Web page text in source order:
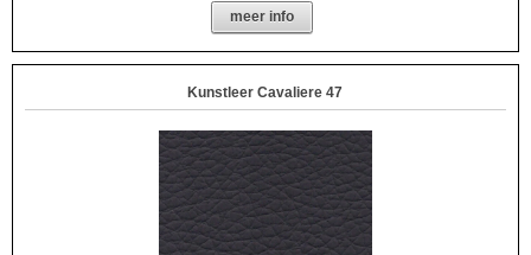
meer info
Kunstleer Cavaliere 47